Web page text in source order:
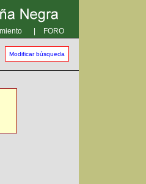
FORO
Modificar búsqueda